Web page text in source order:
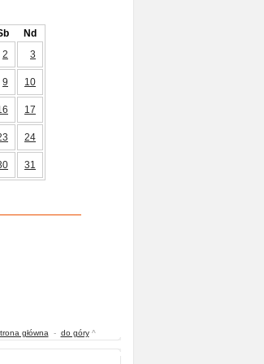
Nd
2 3
9 10
17
24
31
główna - do góry^